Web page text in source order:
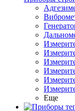
Еще